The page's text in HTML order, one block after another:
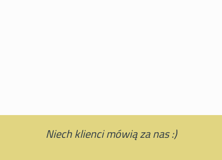
Niech klienci mówią za nas :)